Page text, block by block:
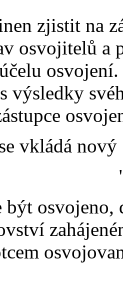
zjistit na
osvojitelů a
výsledky
vkládá
být